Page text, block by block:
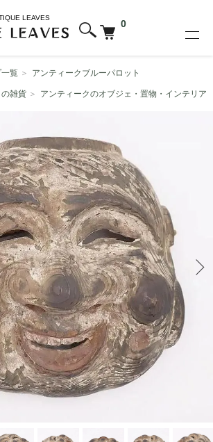
LEAVES
0
覧 ＞ アンティークブルーパロット
雑貨 ＞ アンティークのオブジェ・置物・インテリア